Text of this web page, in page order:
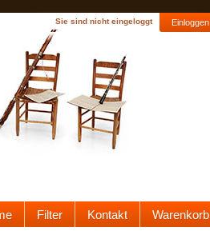
Sie sind nicht eingeloggt Einloggen
Filter Kontakt Warenkorb